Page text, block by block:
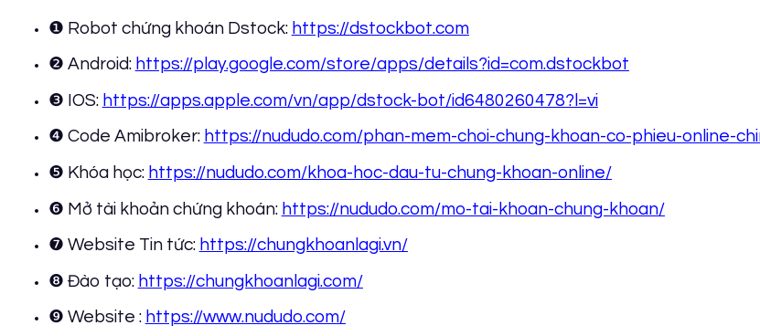
❶ Robot chứng khoán Dstock: https://dstockbot.com
❷ Android: https://play.google.com/store/apps/details?id=com.dstockbot
❸ IOS: https://apps.apple.com/vn/app/dstock-bot/id6480260478?l=vi
❹ Code Amibroker: https://nududo.com/phan-mem-choi-chung-khoan-co-phieu-online-
❺ Khóa học: https://nududo.com/khoa-hoc-dau-tu-chung-khoan-online/
❻ Mở tài khoản chứng khoán: https://nududo.com/mo-tai-khoan-chung-khoan/
❼ Website Tin tức: https://chungkhoanlagi.vn/
❽ Đào tạo: https://chungkhoanlagi.com/
❾ Website : https://www.nududo.com/